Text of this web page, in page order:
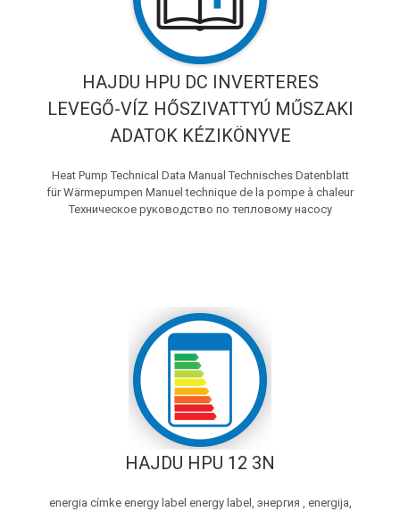
HAJDU HPU DC INVERTERES
LEVEGŐ-VÍZ HŐSZIVATTYÚ MŰSZAKI
ADATOK KÉZIKÖNYVE
Heat Pump Technical Data Manual Technisches Datenblatt
für Wärmepumpen Manuel technique de la pompe à chaleur
Техническое руководство по тепловому насосу
HAJDU HPU 12 3N
energia címke energy label energy label, энергия , energija,